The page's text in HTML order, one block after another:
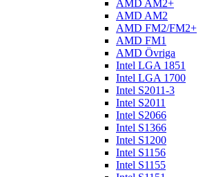
AMD AM2+
AMD AM2
AMD FM2/FM2+
AMD FM1
AMD Övriga
Intel LGA 1851
Intel LGA 1700
Intel S2011-3
Intel S2011
Intel S2066
Intel S1366
Intel S1200
Intel S1156
Intel S1155